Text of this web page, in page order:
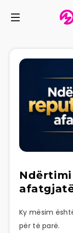
Ky mësim
për të parë.